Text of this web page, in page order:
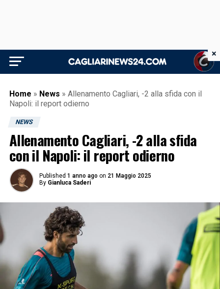
Home » News » Allenamento Cagliari, -2 alla sfida con il
Napoli: il report odierno
NEWS
Allenamento Cagliari, -2 alla sfida
con il Napoli: il report odierno
Published 1 anno ago on 21 Maggio 2025
By Gianluca Saderi
×